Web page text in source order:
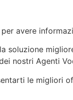
avere
soluzione
nostri Agenti
le migliori